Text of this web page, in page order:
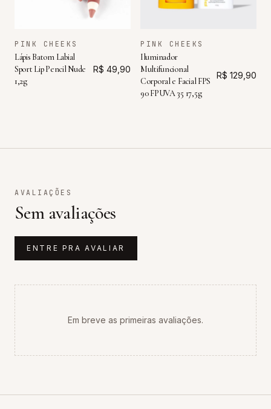
PINK CHEEKS
Lápis Batom Labial
Sport Lip Pencil Nude
1,2g
R$ 49,90
PINK CHEEKS
Iluminador
Multifuncional
Corporal e Facial FPS
90 FPUVA 35 17,5g
R$ 129,90
AVALIAÇÕES
Sem avaliações
ENTRE PRA AVALIAR
Em breve as primeiras avaliações.